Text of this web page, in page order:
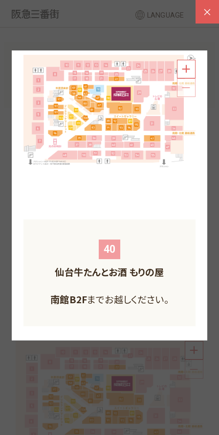
LANGUAGE
フロアガイド
南館 北館
南館B2F
和・洋・中華から、喫茶、軽食、お菓子にデリカまで。
南館1F までお越しください。
南館1Fまでお越しください。
南館1F までお越しください。
北館B2Fまでお越しください。
北館1Fまでお越しください。
北館B1Fまでお越しください。
40
仙台牛たんとお酒 もりの屋
南館B2Fまでお越しください。